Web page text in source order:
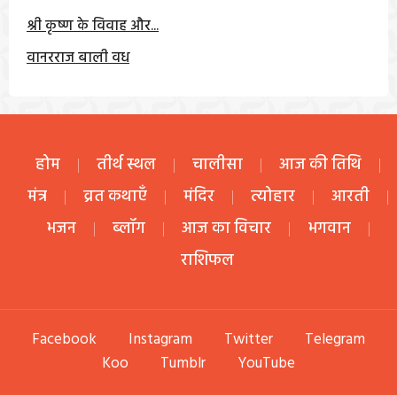
श्री कृष्ण के विवाह और...
वानरराज बाली वध
होम तीर्थ स्थल चालीसा
आज की तिथि
मंत्र
व्रत कथाएँ मंदिर त्योहार
आरती
भजन
ब्लॉग आज का विचार
भगवान
राशिफल
Facebook Instagram Twitter
Telegram
Koo
Tumblr YouTube